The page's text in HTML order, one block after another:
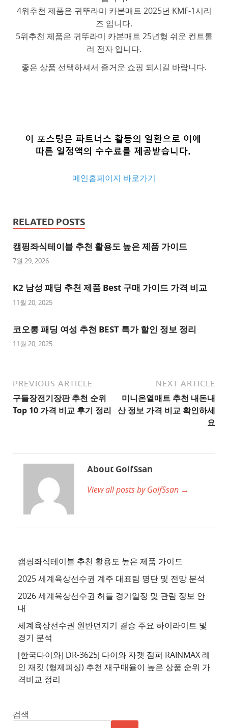
4위추천 제품은 귀뚜라미 카본매트 2025년 KMF-1시리
즈 입니다.
5위추천 제품은 귀뚜라미 카본매트 25년형 쉬운 컨트롤
러 전자 입니다.
좋은 상품 선택하셔서 즐거운 쇼핑 되시길 바랍니다.
메인홈페이지 바로가기
사
이
트
천
사
트
1
사
이
트
천
이
추
사
이
트
추
사
이
RELATED POSTS
캠핑좌식테이블 추천 활용도 높은 제품 가이드
7월 29, 2026
K2 남성 패딩 추천 제품 Best 구매 가이드 가격 비교
11월 20, 2025
코오롱 패딩 여성 추천 BEST 특가 할인 정보 정리
11월 20, 2025
PREVIOUS ARTICLE
구들장전기장판 추천 순위
Top 10 가격 비교 후기 정리
NEXT ARTICLE
미니온열매트 추천 내돈내
산 정보 가격 비교 확인하세
요
About GolfSsan
View all posts by GolfSsan →
캠핑좌식테이블 추천 활용도 높은 제품 가이드
2025 세계육상선수권 계주 대표팀 명단 및 전망 분석
2026 세계육상선수권 허들 경기일정 및 관람 정보 안
내
세계육상선수권 원반던지기 결승 주요 하이라이트 및
경기 분석
[한국다이와] DR-3625J 다이와 자켓 점퍼 RAINMAX 레
인 재킷 (형제피싱) 추천 재구매율이 높은 상품 순위 가
격비교 정리
검색